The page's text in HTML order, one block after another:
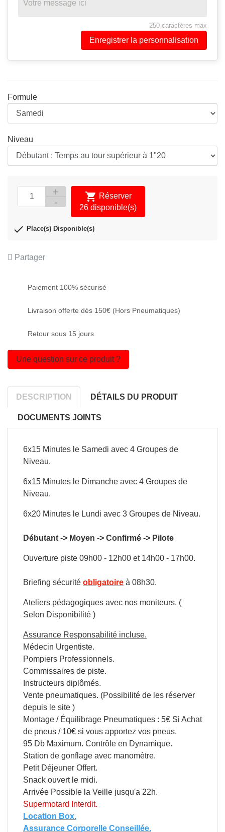
250 caractères max
Enregistrer la personnalisation
Formule
Niveau
 Réserver
26 disponible(s)
 Place(s) Disponible(s)
Partager
Paiement 100% sécurisé
Livraison offerte dès 150€ (Hors Pneumatiques)
Retour sous 15 jours
Une question sur ce produit ?
DESCRIPTION DÉTAILS DU PRODUIT
DOCUMENTS JOINTS
6x15 Minutes le Samedi avec 4 Groupes de
Niveau.
6x15 Minutes le Dimanche avec 4 Groupes de
Niveau.
6x20 Minutes le Lundi avec 3 Groupes de Niveau.
Débutant -> Moyen -> Confirmé -> Pilote
Ouverture piste 09h00 - 12h00 et 14h00 - 17h00.
Briefing sécurité obligatoire à 08h30.
Ateliers pédagogiques avec nos moniteurs. (
Selon Disponibilité )
Assurance Responsabilité incluse.
Médecin Urgentiste.
Pompiers Professionnels.
Commissaires de piste.
Instructeurs diplômés.
Vente pneumatiques. (Possibilité de les réserver
depuis le site )
Montage / Équilibrage Pneumatiques : 5€ Si Achat
de pneus / 10€ si vous apportez vos pneus.
95 Db Maximum. Contrôle en Dynamique.
Station de gonflage avec manomètre.
Petit Déjeuner Offert.
Snack ouvert le midi.
Arrivée Possible la Veille jusqu'a 22h.
Supermotard Interdit.
Location Box.
Assurance Corporelle Conseillée.
APERÇU RAPIDE